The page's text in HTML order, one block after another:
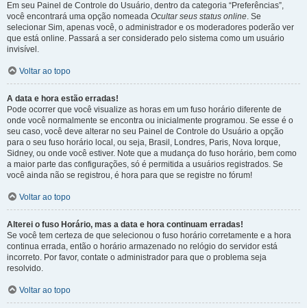
Em seu Painel de Controle do Usuário, dentro da categoria “Preferências”,
você encontrará uma opção nomeada Ocultar seus status online. Se
selecionar Sim, apenas você, o administrador e os moderadores poderão ver
que está online. Passará a ser considerado pelo sistema como um usuário
invisível.
Voltar ao topo
A data e hora estão erradas!
Pode ocorrer que você visualize as horas em um fuso horário diferente de
onde você normalmente se encontra ou inicialmente programou. Se esse é o
seu caso, você deve alterar no seu Painel de Controle do Usuário a opção
para o seu fuso horário local, ou seja, Brasil, Londres, Paris, Nova Iorque,
Sidney, ou onde você estiver. Note que a mudança do fuso horário, bem como
a maior parte das configurações, só é permitida a usuários registrados. Se
você ainda não se registrou, é hora para que se registre no fórum!
Voltar ao topo
Alterei o fuso Horário, mas a data e hora continuam erradas!
Se você tem certeza de que selecionou o fuso horário corretamente e a hora
continua errada, então o horário armazenado no relógio do servidor está
incorreto. Por favor, contate o administrador para que o problema seja
resolvido.
Voltar ao topo